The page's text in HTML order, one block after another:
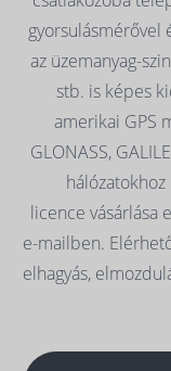
gyorsulásmérővel
az üzemanyag-
stb. is képes
amerikai GPS
GLONASS,
licence vásárlása
e-mailben.
elhagyás,